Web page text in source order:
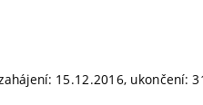
15.12.2016, ukončení: